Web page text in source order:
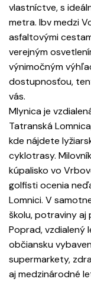
vlastníctve, s
metra. Ibv medzi
asfaltovými
verejným
výnimočným
dostupnosťou,
vás.
Mlynica je
Tatranská
kde nájdete
cyklotrasy.
kúpalisko vo
golfisti ocenia
Lomnici. V
školu, potraviny aj
Poprad, vzdialený
občiansku
supermarkety,
aj medzinárodné